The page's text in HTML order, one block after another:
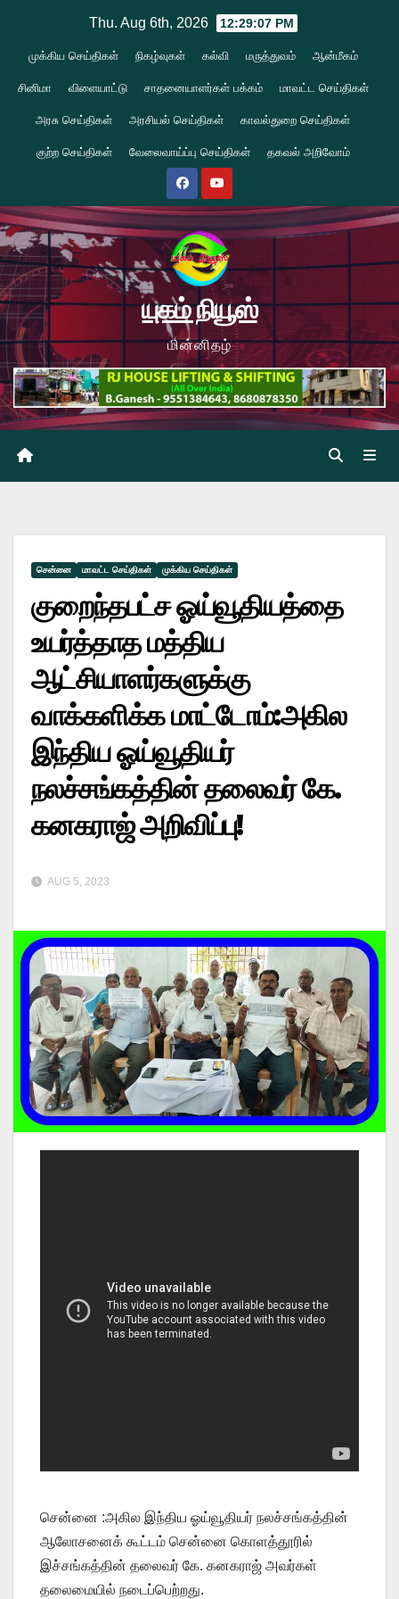
content
Thu. Aug 6th, 2026 12:29:08 PM
முக்கிய செய்திகள் நிகழ்வுகள் கல்வி மருத்துவம் ஆன்மீகம்
சினிமா விளையாட்டு சாதனையாளர்கள் பக்கம் மாவட்ட செய்திகள்
அரசு செய்திகள் அரசியல் செய்திகள் காவல்துறை செய்திகள்
குற்ற செய்திகள் வேலைவாய்ப்பு செய்திகள் தகவல் அறிவோம்
யுகம் நியூஸ்
மின்னிதழ்
சென்னை மாவட்ட செய்திகள் முக்கிய செய்திகள்
குறைந்தபட்ச ஓய்வூதியத்தை
உயர்த்தாத மத்திய
ஆட்சியாளர்களுக்கு
வாக்களிக்க மாட்டோம்:அகில
இந்திய ஓய்வூதியர்
நலச்சங்கத்தின் தலைவர் கே.
கனகராஜ் அறிவிப்பு!
AUG 5, 2023
சென்னை :அகில இந்திய ஓய்வூதியர் நலச்சங்கத்தின்
ஆலோசனைக் கூட்டம் சென்னை கொளத்தூரில்
இச்சங்கத்தின் தலைவர் கே. கனகராஜ் அவர்கள்
தலைமையில் நடைப்பெற்றது.